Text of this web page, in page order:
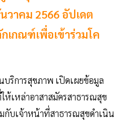
วาคม 2566 อัปเดต
เกณฑ์เพื่อเข้าร่วมโค
ริการสุขภาพ เปิดเผยข้อมูล
ห้เหล่าอาสาสมัครสาธารณสุข
กับเจ้าหน้าที่สาธารณสุขดำเนิน